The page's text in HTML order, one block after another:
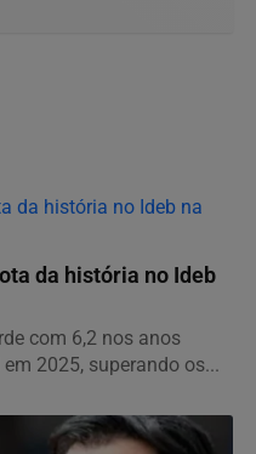
da história no Ideb
com 6,2 nos anos
2025, superando os...